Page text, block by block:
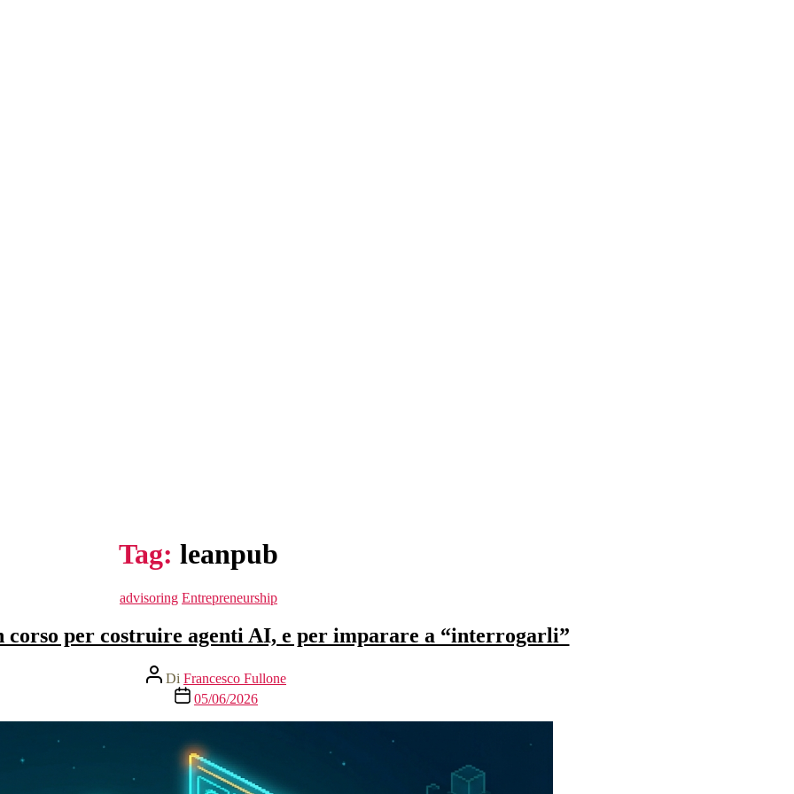
Tag: leanpub
Categorie
advisoring Entrepreneurship
per costruire agenti AI, e per imparare a “interrogarli”
Autore
articolo
Di Francesco Fullone
Data
dell'articolo
05/06/2026